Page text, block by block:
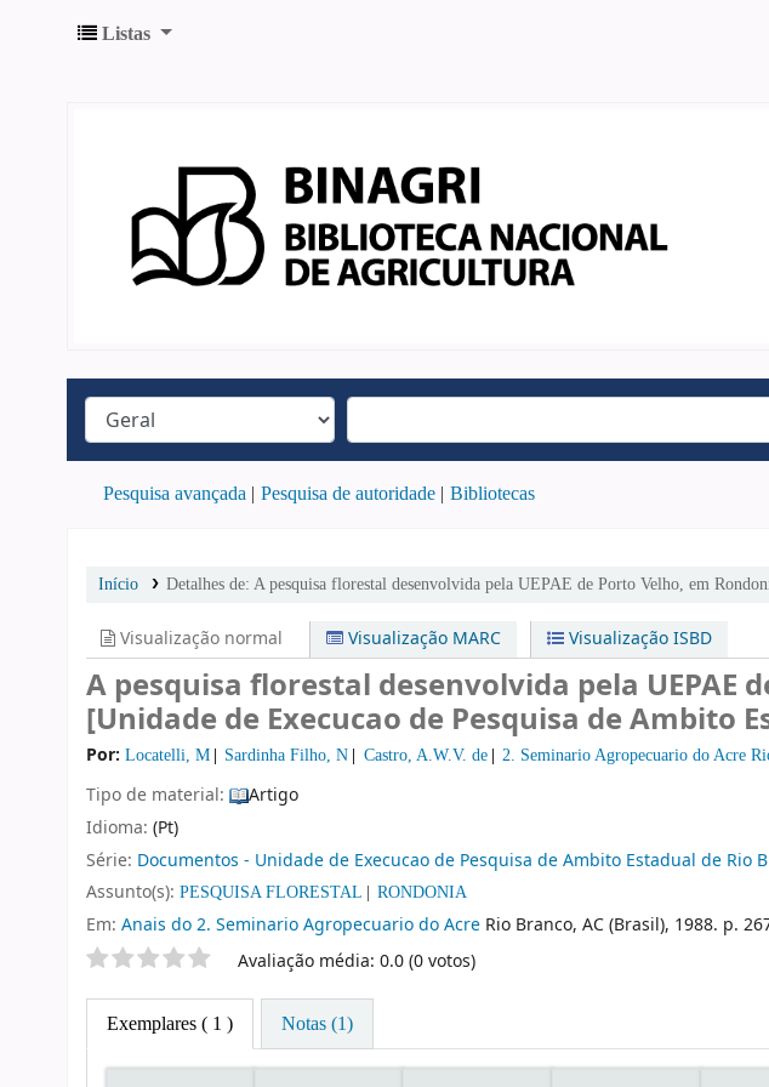
Listas
Pesquisa avançada Pesquisa de autoridade Bibliotecas
Início Detalhes de: A pesquisa florestal desenvolvida pela UEPAE de Porto Velho, em
Visualização normal Visualização MARC Visualização ISBD
A pesquisa florestal desenvolvida pela UEPAE
[Unidade de Execucao de Pesquisa de Ambito
Por: Locatelli, M Sardinha Filho, N Castro, A.W.V. de 2. Seminario Agropecuario do Acre
Tipo de material:
Artigo
Idioma: (Pt)
Série: Documentos - Unidade de Execucao de Pesquisa de Ambito Estadual de Rio
Assunto(s): PESQUISA FLORESTAL RONDONIA
Em: Anais do 2. Seminario Agropecuario do Acre Rio Branco, AC (Brasil), 1988. p.
Classificação por estrelasAvaliação média: 0.0 (0 votos)
Exemplares ( 1 ) Notas (1)